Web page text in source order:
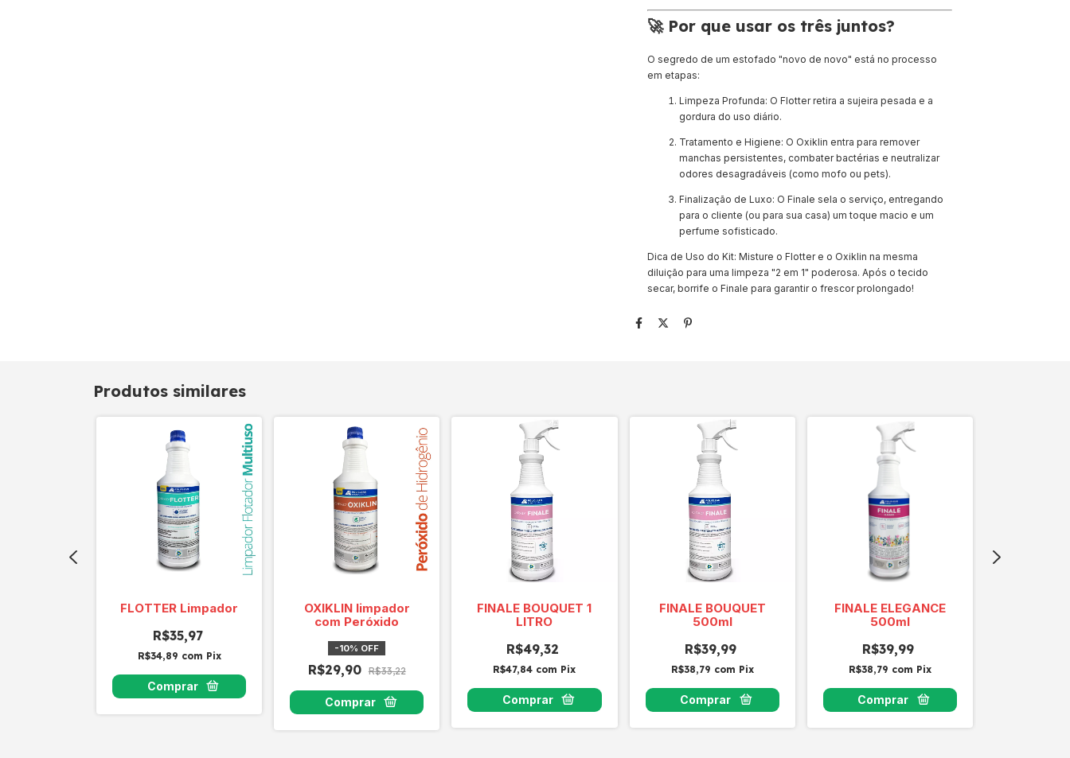
🚀 Por que usar os três juntos?
O segredo de um estofado "novo de novo" está no processo
em etapas:
Limpeza Profunda: O Flotter retira a sujeira pesada e a
gordura do uso diário.
Tratamento e Higiene: O Oxiklin entra para remover
manchas persistentes, combater bactérias e neutralizar
odores desagradáveis (como mofo ou pets).
Finalização de Luxo: O Finale sela o serviço, entregando
para o cliente (ou para sua casa) um toque macio e um
perfume sofisticado.
Dica de Uso do Kit: Misture o Flotter e o Oxiklin na mesma
diluição para uma limpeza "2 em 1" poderosa. Após o tecido
secar, borrife o Finale para garantir o frescor prolongado!
Produtos similares
FLOTTER Limpador
R$35,97
R$34,89 com Pix
OXIKLIN limpador
com Peróxido
-10% OFF
R$29,90 R$33,22
FINALE BOUQUET 1
LITRO
R$49,32
R$47,84 com Pix
FINALE BOUQUET
500ml
R$39,99
R$38,79 com Pix
FINALE ELEGANCE
500ml
R$39,99
R$38,79 com Pix